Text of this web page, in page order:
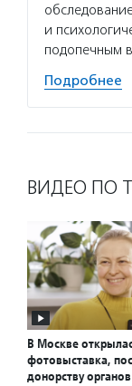
и
подопечным
Подробнее
ВИДЕО ПО
В Москве
фотовыставка,
донорству органов